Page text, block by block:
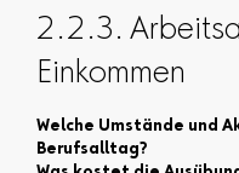
2.2.3.
Einkommen
Welche Umstände und
Berufsalltag?